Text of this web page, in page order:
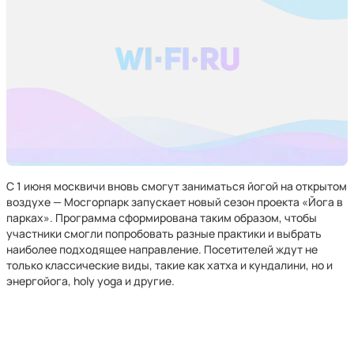
С 1 июня москвичи вновь смогут заниматься йогой на открытом
воздухе — Мосгорпарк запускает новый сезон проекта «Йога в
парках». Программа сформирована таким образом, чтобы
участники смогли попробовать разные практики и выбрать
наиболее подходящее направление. Посетителей ждут не
только классические виды, такие как хатха и кундалини, но и
энергойога, holy yoga и другие.